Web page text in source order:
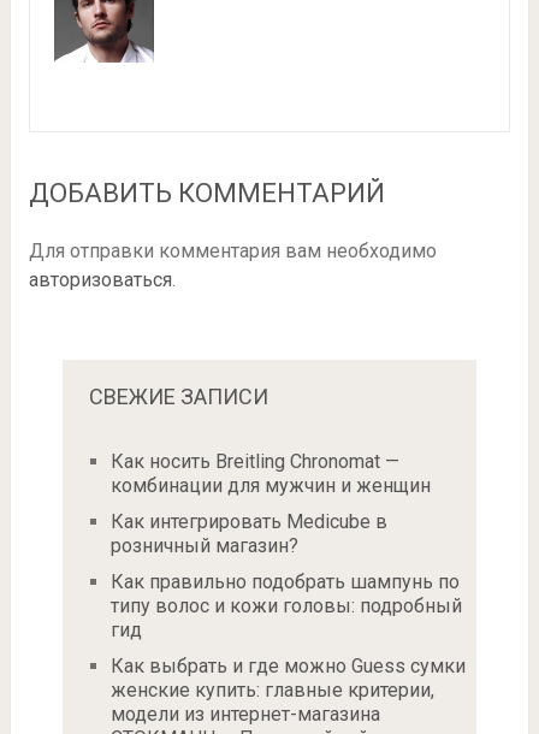
ДОБАВИТЬ КОММЕНТАРИЙ
Для отправки комментария вам необходимо
авторизоваться.
СВЕЖИЕ ЗАПИСИ
Как носить Breitling Chronomat —
комбинации для мужчин и женщин
Как интегрировать Medicube в
розничный магазин?
Как правильно подобрать шампунь по
типу волос и кожи головы: подробный
гид
Как выбрать и где можно Guess сумки
женские купить: главные критерии,
модели из интернет-магазина